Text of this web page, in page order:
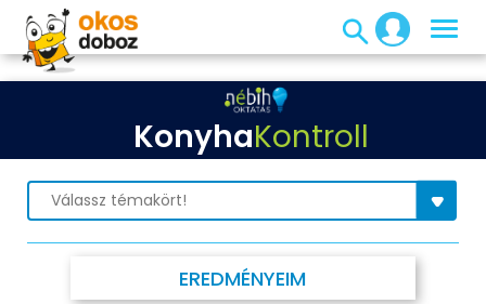
KonyhaKontroll
EREDMÉNYEIM